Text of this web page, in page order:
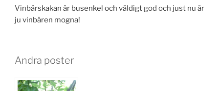
Vinbärskakan är busenkel och väldigt god och just nu är
ju vinbären mogna!
Andra poster